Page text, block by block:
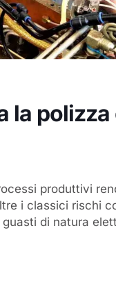
la
produttivi
i classici rischi
di natura